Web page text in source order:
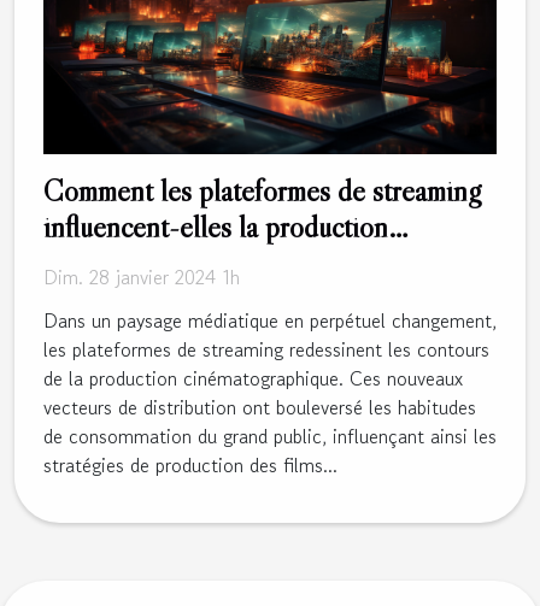
Comment les plateformes de streaming
influencent-elles la production
cinématographique ?
Dim. 28 janvier 2024 1h
Dans un paysage médiatique en perpétuel changement,
les plateformes de streaming redessinent les contours
de la production cinématographique. Ces nouveaux
vecteurs de distribution ont bouleversé les habitudes
de consommation du grand public, influençant ainsi les
stratégies de production des films...